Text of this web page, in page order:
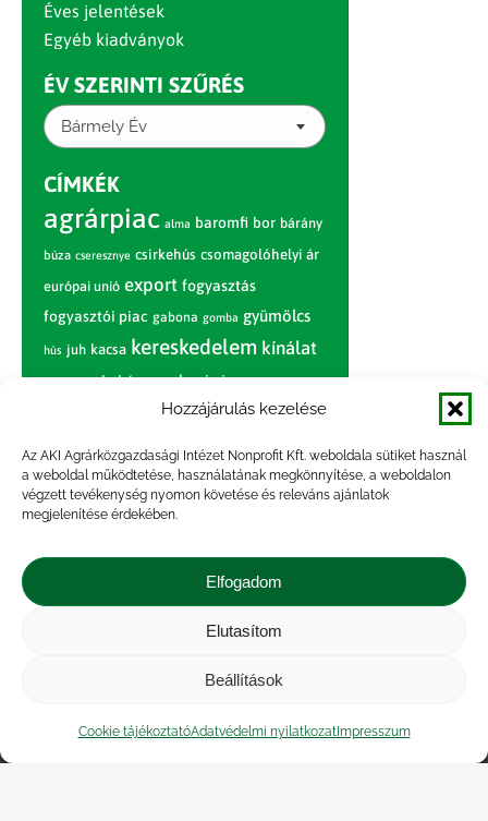
Hozzájárulás kezelése
Az AKI Agrárközgazdasági Intézet Nonprofit Kft. weboldala sütiket használ
a weboldal működtetése, használatának megkönnyítése, a weboldalon
végzett tevékenység nyomon követése és releváns ajánlatok
megjelenítése érdekében.
Elfogadom
Elutasítom
Beállítások
Cookie tájékoztatóAdatvédelmi nyilatkozatImpresszum
Éves jelentések
Egyéb kiadványok
ÉV SZERINTI SZŰRÉS
Bármely Év
CÍMKÉK
agrárpiac alma baromfi bor bárány
búza cseresznye csirkehús csomagolóhelyi ár
európai unió export fogyasztás
fogyasztói piac gabona gomba gyümölcs
hús juh kacsa kereskedelem kínálat
körte marhahús nagybani piac narancs
nemzetközi árinformációk
paradicsom piac piaci jelentés
pulyka pulykahús sertés sertéshús
szarvasmarha termelés
termelői
zöldség árak
átlagárértékesítési ár
Közérdekű adatok
| Adatvédelmi nyilatkozat
|